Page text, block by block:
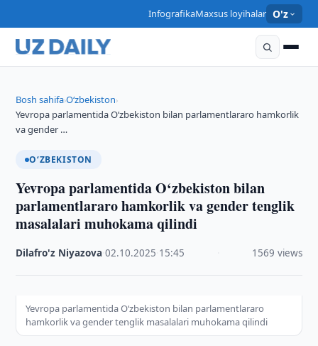
InfografikaMaxsus loyihalar O'z
Bosh sahifa›O‘zbekiston›
Yevropa parlamentida O‘zbekiston bilan parlamentlararo hamkorlik
va gender …
O‘ZBEKISTON
Yevropa parlamentida O‘zbekiston bilan
parlamentlararo hamkorlik va gender tenglik
masalalari muhokama qilindi
Dilafro'z Niyazova ·02.10.2025 15:45 1569 views
Yevropa parlamentida O‘zbekiston bilan parlamentlararo
hamkorlik va gender tenglik masalalari muhokama qilindi